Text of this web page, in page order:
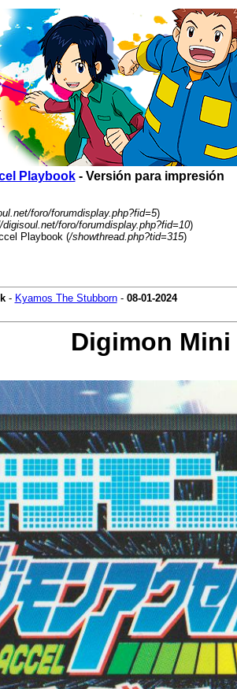
Playbook- Versión para impresión
foro/forumdisplay.php?fid=5)
foro/forumdisplay.php?fid=10)
Playbook (/showthread.php?tid=315)
- Kyamos The Stubborn- 08-01-2024
Digimon